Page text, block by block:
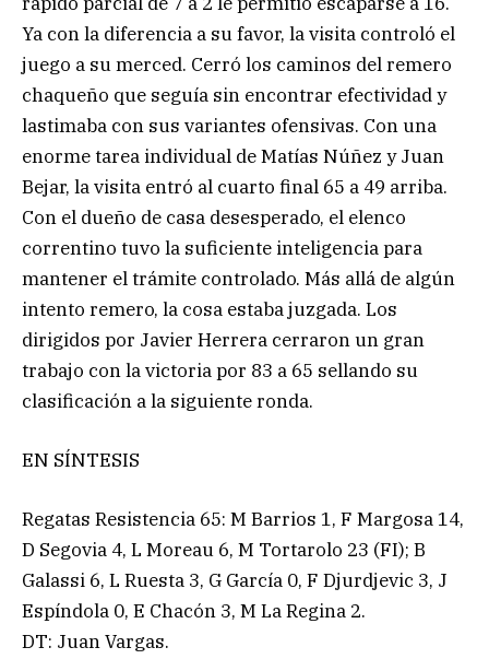
Ya con la diferencia a su favor, la visita controló el
juego a su merced. Cerró los caminos del remero
chaqueño que seguía sin encontrar efectividad y
lastimaba con sus variantes ofensivas. Con una
enorme tarea individual de Matías Núñez y Juan
Bejar, la visita entró al cuarto final 65 a 49 arriba.
Con el dueño de casa desesperado, el elenco
correntino tuvo la suficiente inteligencia para
mantener el trámite controlado. Más allá de algún
intento remero, la cosa estaba juzgada. Los
dirigidos por Javier Herrera cerraron un gran
trabajo con la victoria por 83 a 65 sellando su
clasificación a la siguiente ronda.
EN SÍNTESIS
Regatas Resistencia 65: M Barrios 1, F Margosa 14,
D Segovia 4, L Moreau 6, M Tortarolo 23 (FI); B
Galassi 6, L Ruesta 3, G García 0, F Djurdjevic 3, J
Espíndola 0, E Chacón 3, M La Regina 2.
DT: Juan Vargas.